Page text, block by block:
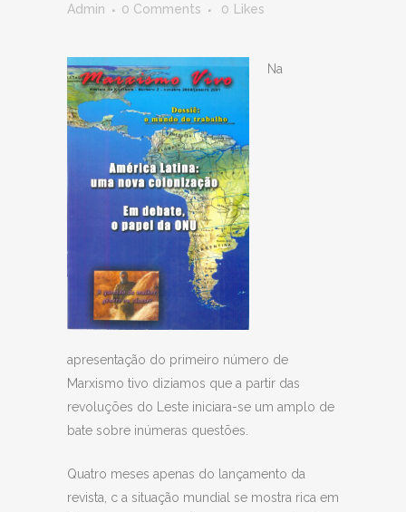
Admin
0 Comments 0 Likes
Na
apresentação do primeiro número de
Marxismo tivo diziamos que a partir das
revoluções do Leste iniciara-se um amplo de
bate sobre inúmeras questões.
Quatro meses apenas do lançamento da
revista, c a situação mundial se mostra rica em